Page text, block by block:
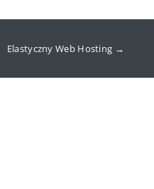
Elastyczny Web Hosting →